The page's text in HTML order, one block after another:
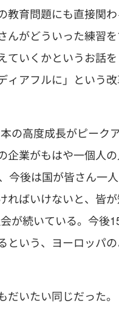
育問題にも直接関
がどういった練習
いくかというお話を
ィアフルに」という
の高度成長がピーク
業がもはや一個人
今後は国が皆さん一
ばいけないと、皆
が続いている。今後
いう、ヨーロッパ
いたい同じだった。